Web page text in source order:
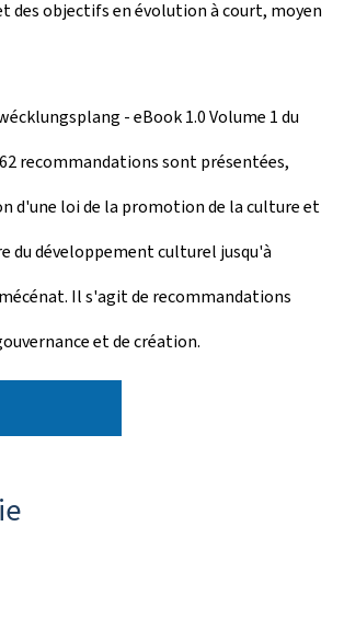
des objectifs en évolution à court, moyen
-eBook1.0 Volume 1 du
recommandations sont présentées,
d'une loi de la promotion de la culture et
du développement culturel jusqu'à
Il s'agit de recommandations
et de création.